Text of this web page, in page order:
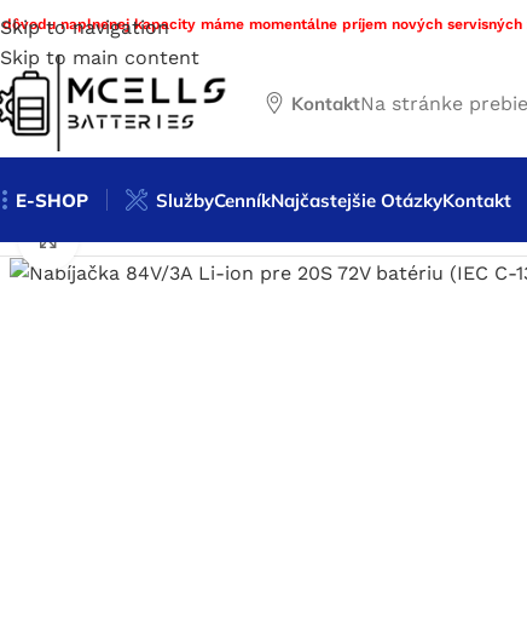
Skip to navigation
Skip to main content
naplnenej kapacity máme momentálne príjem nových servisných
KontaktNa stránke
E-SHOP SlužbyCenníkNajčastejšie OtázkyKontakt
Click to enlarge